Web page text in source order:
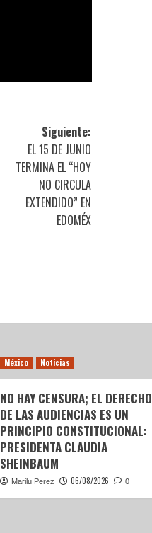
Siguiente:
EL 15 DE JUNIO
TERMINA EL “HOY
NO CIRCULA
EXTENDIDO” EN
EDOMÉX
México Noticias
NO HAY CENSURA; EL DERECHO
DE LAS AUDIENCIAS ES UN
PRINCIPIO CONSTITUCIONAL:
PRESIDENTA CLAUDIA
SHEINBAUM
Marilu Perez 06/08/2026 0